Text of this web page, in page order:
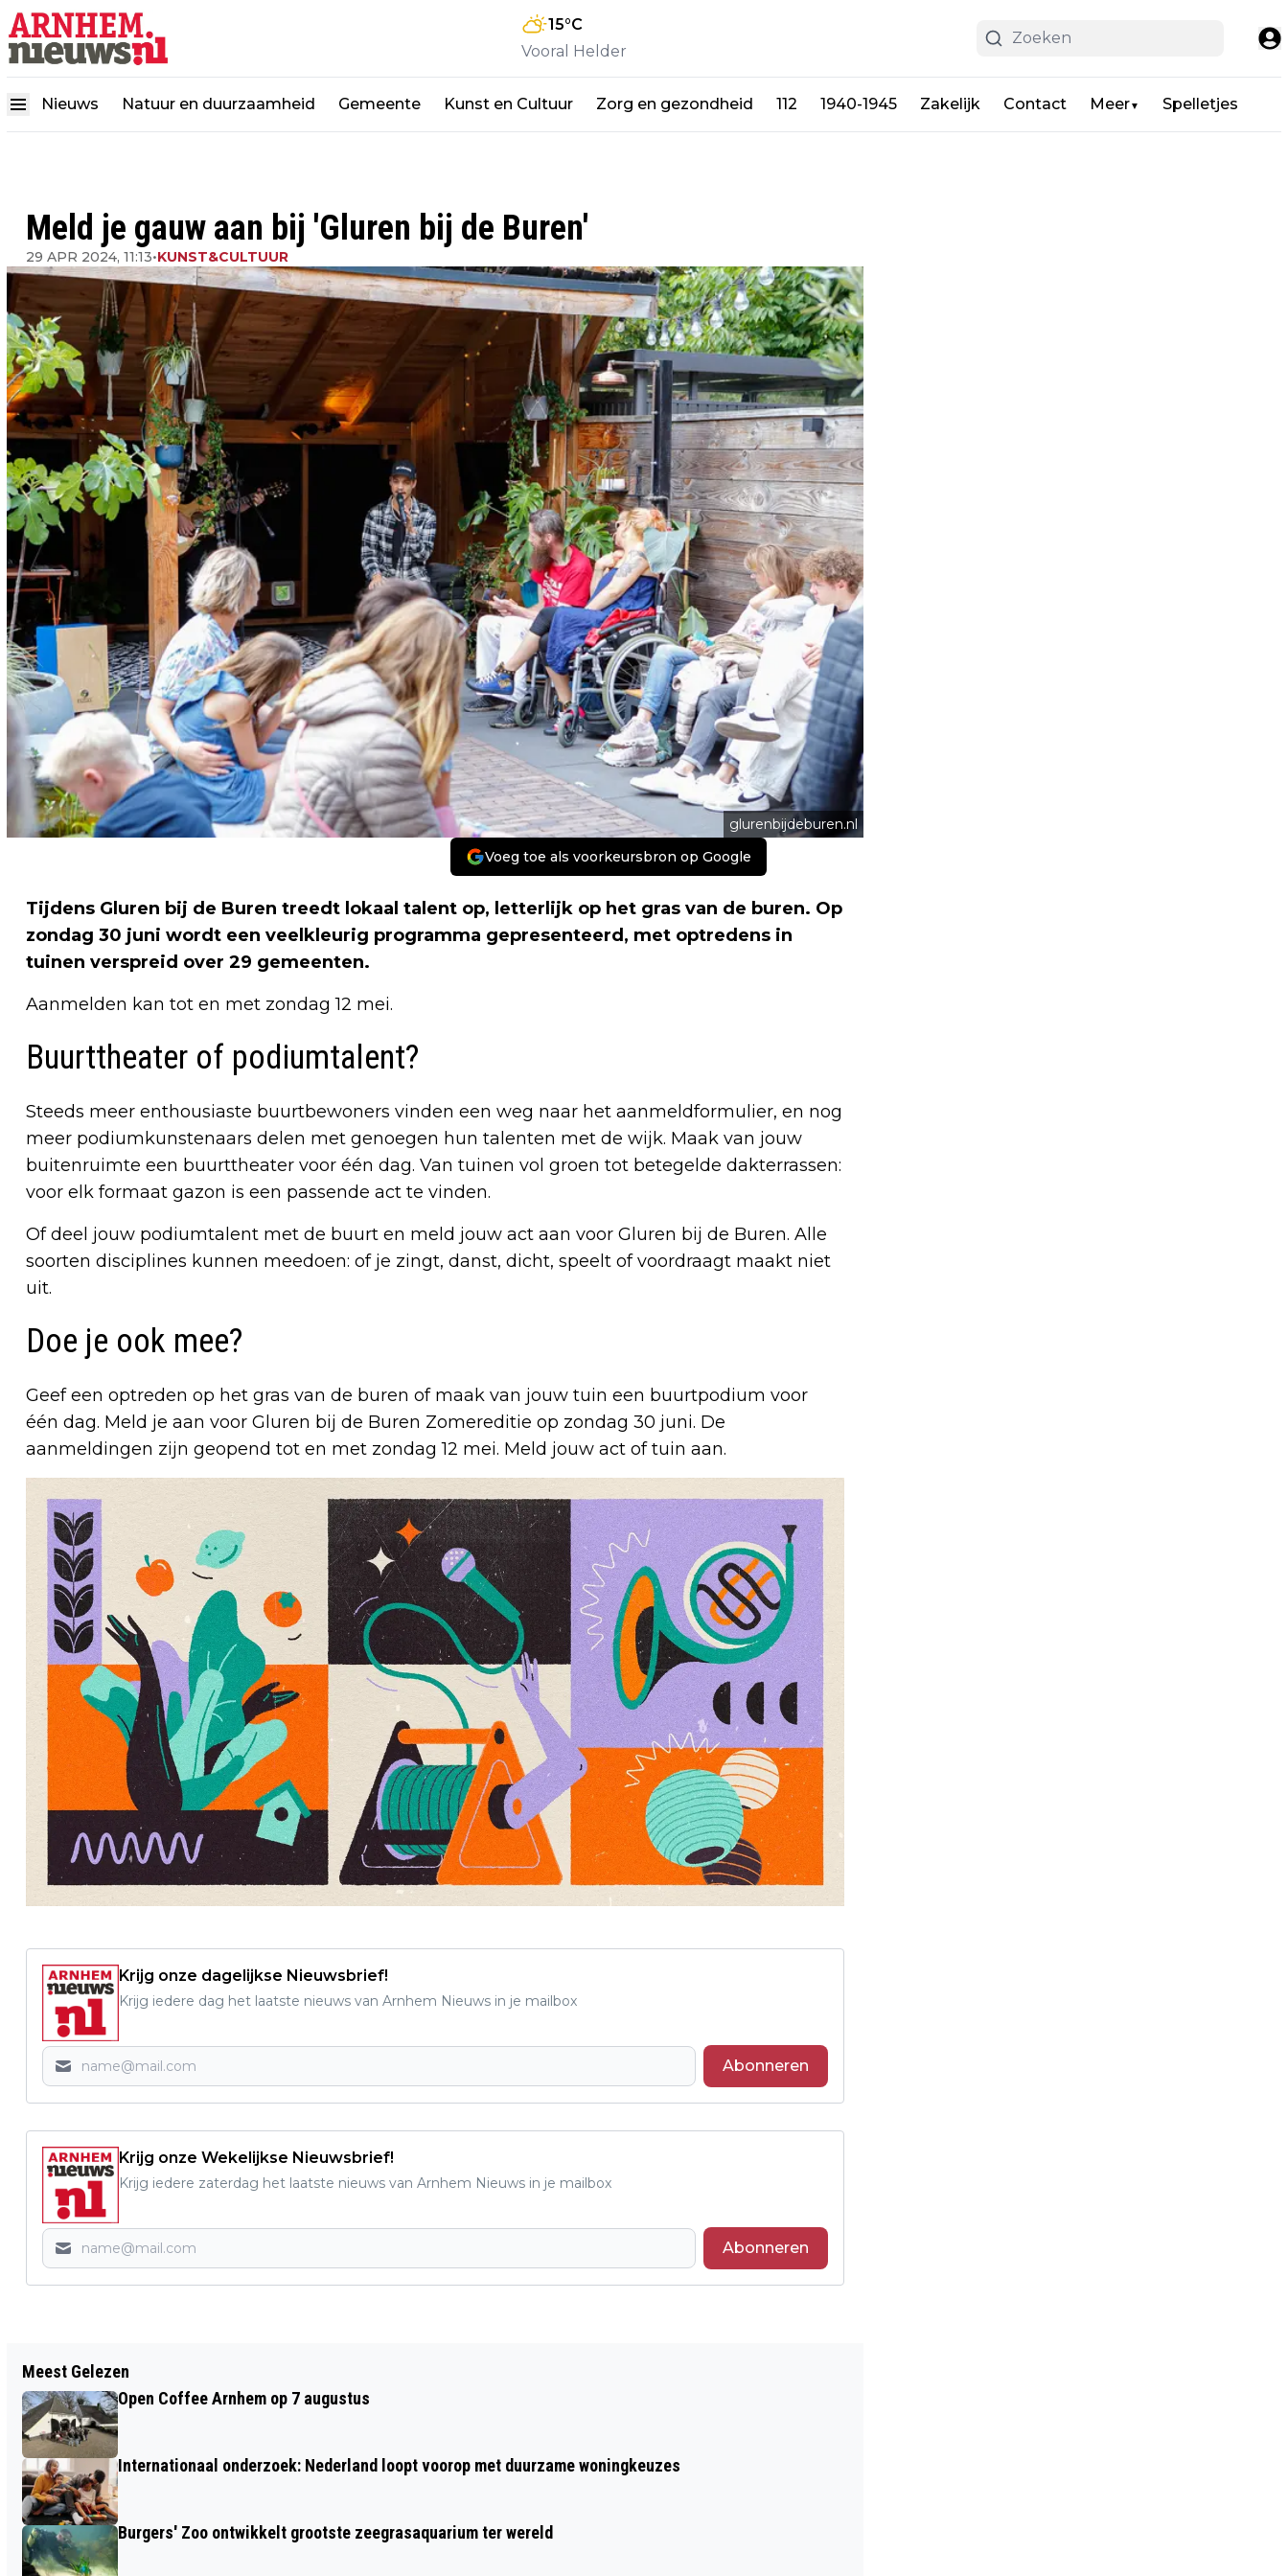
15°C
Vooral Helder
Nieuws Natuur en duurzaamheid Gemeente Kunst en Cultuur Zorg en gezondheid 112 1940-1945 Zakelijk Contact Meer▼ Spelletjes
Meld je gauw aan bij 'Gluren bij de Buren'
29 APR 2024, 11:13•KUNST&CULTUUR
glurenbijdeburen.nl
Voeg toe als voorkeursbron op Google
Tijdens Gluren bij de Buren treedt lokaal talent op, letterlijk op het gras van de buren. Op
zondag 30 juni wordt een veelkleurig programma gepresenteerd, met optredens in
tuinen verspreid over 29 gemeenten.
Aanmelden kan tot en met zondag 12 mei.
Buurttheater of podiumtalent?
Steeds meer enthousiaste buurtbewoners vinden een weg naar het aanmeldformulier, en nog
meer podiumkunstenaars delen met genoegen hun talenten met de wijk. Maak van jouw
buitenruimte een buurttheater voor één dag. Van tuinen vol groen tot betegelde dakterrassen:
voor elk formaat gazon is een passende act te vinden.
Of deel jouw podiumtalent met de buurt en meld jouw act aan voor Gluren bij de Buren. Alle
soorten disciplines kunnen meedoen: of je zingt, danst, dicht, speelt of voordraagt maakt niet
uit.
Doe je ook mee?
Geef een optreden op het gras van de buren of maak van jouw tuin een buurtpodium voor
één dag. Meld je aan voor Gluren bij de Buren Zomereditie op zondag 30 juni. De
aanmeldingen zijn geopend tot en met zondag 12 mei. Meld jouw act of tuin aan.
Krijg onze dagelijkse Nieuwsbrief!
Krijg iedere dag het laatste nieuws van Arnhem Nieuws in je mailbox
Abonneren
Krijg onze Wekelijkse Nieuwsbrief!
Krijg iedere zaterdag het laatste nieuws van Arnhem Nieuws in je mailbox
Abonneren
TERUGROEPACTIE MASTERCHEF
KEUKENGEREISET ACTION WEGENS
PAA’S
Meest Gelezen
Open Coffee Arnhem op 7 augustus
Internationaal onderzoek: Nederland loopt voorop met duurzame woningkeuzes
Burgers' Zoo ontwikkelt grootste zeegrasaquarium ter wereld